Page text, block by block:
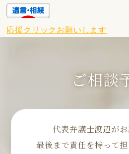
応援クリックお願いします
ご相談
代表弁護士渡辺がお
最後まで責任を持って担